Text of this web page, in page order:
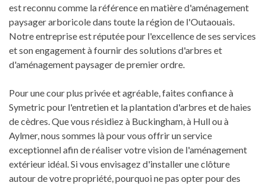
est reconnu comme la référence en matière d'aménagement
paysager arboricole dans toute la région de l'Outaouais.
Notre entreprise est réputée pour l'excellence de ses services
et son engagement à fournir des solutions d'arbres et
d'aménagement paysager de premier ordre.
Pour une cour plus privée et agréable, faites confiance à
Symetric pour l'entretien et la plantation d'arbres et de haies
de cèdres. Que vous résidiez à Buckingham, à Hull ou à
Aylmer, nous sommes là pour vous offrir un service
exceptionnel afin de réaliser votre vision de l'aménagement
extérieur idéal. Si vous envisagez d'installer une clôture
autour de votre propriété, pourquoi ne pas opter pour des